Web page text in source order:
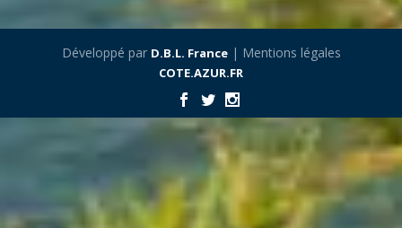
Développé par D.B.L. France| Mentions légales
COTE.AZUR.FR